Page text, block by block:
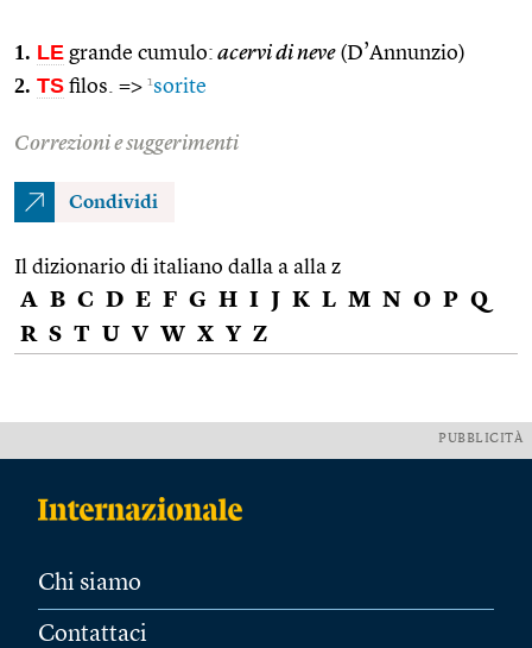
1. LE grande cumulo: acervi di neve(D’Annunzio)
2. TS filos. => 1sorite
Correzioni e suggerimenti
Condividi
Il dizionario di italiano dalla a alla z
A B C D E F G H I J K L M N O P Q
R S T U V W X Y Z
PUBBLICITÀ
Chi siamo
Contattaci